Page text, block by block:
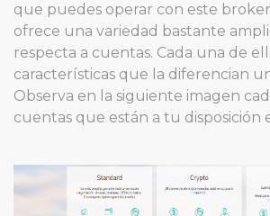
que puedes operar con este
ofrece una variedad bastante
respecta a cuentas. Cada una de
características que la diferencian
Observa en la siguiente imagen
cuentas que están a tu disposición